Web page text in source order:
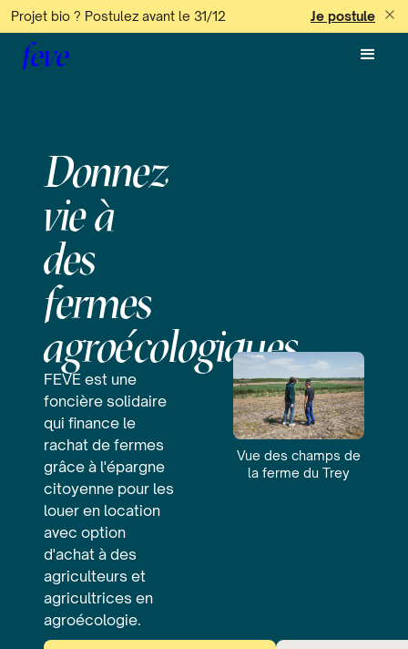
Projet bio ? Postulez avant le 31/12 Je postule
feve
Donnez
vie à
des
fermes
agroécologiques
FEVE est une
foncière solidaire
qui finance le
rachat de fermes
grâce à l'épargne
citoyenne pour les
louer en location
avec option
d'achat à des
agriculteurs et
agricultrices en
agroécologie.
Vue des champs de
la ferme du Trey